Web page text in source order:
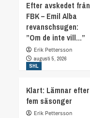
Efter avskedet från
FBK – Emil Alba
revanschsugen:
”Om de inte vill…”
Erik Pettersson
augusti 5, 2026
SHL
Klart: Lämnar efter
fem säsonger
Erik Pettersson